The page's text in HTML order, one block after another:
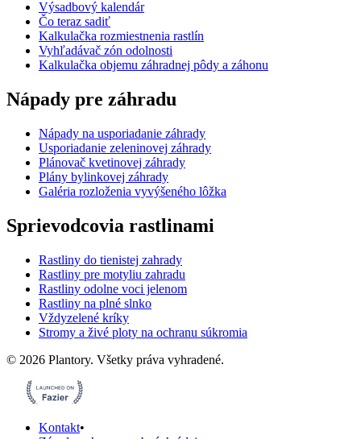
Výsadbový kalendár
Čo teraz sadiť
Kalkulačka rozmiestnenia rastlín
Vyhľadávač zón odolnosti
Kalkulačka objemu záhradnej pôdy a záhonu
Nápady pre záhradu
Nápady na usporiadanie záhrady
Usporiadanie zeleninovej záhrady
Plánovač kvetinovej záhrady
Plány bylinkovej záhrady
Galéria rozloženia vyvýšeného lôžka
Sprievodcovia rastlinami
Rastliny do tienistej zahrady
Rastliny pre motyliu zahradu
Rastliny odolne voci jelenom
Rastliny na plné slnko
Vždyzelené kríky
Stromy a živé ploty na ochranu súkromia
© 2026 Plantory. Všetky práva vyhradené.
Kontakt•